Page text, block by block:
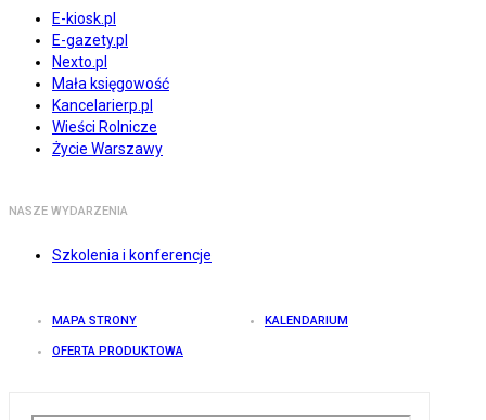
E-kiosk.pl
E-gazety.pl
Nexto.pl
Mała księgowość
Kancelarierp.pl
Wieści Rolnicze
Życie Warszawy
NASZE WYDARZENIA
Szkolenia i konferencje
MAPA STRONY KALENDARIUM
OFERTA PRODUKTOWA